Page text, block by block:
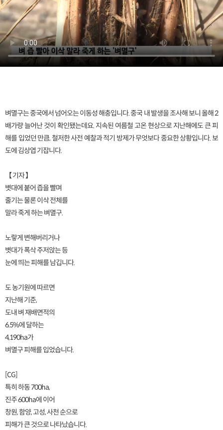
벼멸구는 중국에서 넘어오는 이동성 해충입니다. 중국 내 발생을 조사해 보니 올해 2
배가량 늘어난 것이 확인됐는데요. 지속된 여름철 고온 현상으로 지난해에도 큰 피
해를 입었던 만큼, 철저한 사전 예찰과 적기 방제가 무엇보다 중요한 상황입니다. 보
도에 김상엽 기잡니다.
【 기자 】
볏대에 붙어 즙을 빨며
줄기는 물론 이삭 전체를
말라 죽게 하는 벼멸구.
노랗게 변해버리거나
볏대가 폭삭 주저앉는 등
눈에 띄는 피해를 남깁니다.
도 농기원에 따르면
지난해 기준,
도내 벼 재배면적의
6.5%에 달하는
4,190ha가
벼멸구 피해를 입었습니다.
[CG]
특히 하동 700ha,
진주 600ha에 이어
창원, 함양, 고성, 사천 순으로
피해가 큰 것으로 나타났습니다.